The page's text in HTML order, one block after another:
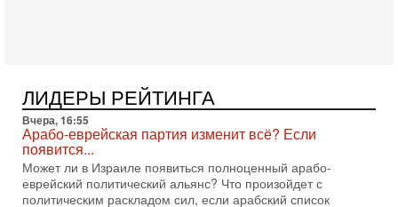
02/08/2026
Президент США Дональд Трамп сегодня заявил об отмене
подготовленного удара по Ирану после обращений
Тегерана и других стран региона. По его словам,
1-08-2026, 17:50
«Русский голос» Израиля: кто заберет его на этот
раз?
ЛИДЕРЫ РЕЙТИНГА
Вчера, 16:55
Арабо-еврейская партия изменит всё? Если
появится...
Может ли в Израиле появиться полноценный арабо-
еврейский политический альянс? Что произойдет с
политическим раскладом сил, если арабский список